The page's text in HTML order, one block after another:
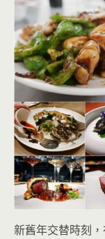
新舊年交替時刻